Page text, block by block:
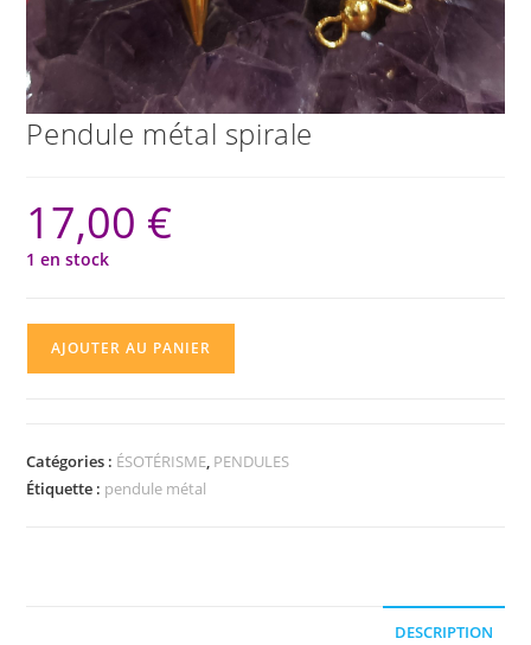
Pendule métal spirale
17,00 €
1 en stock
spirale
AJOUTER AU PANIER
Catégories : ÉSOTÉRISME, PENDULES
Étiquette : pendule métal
DESCRIPTION